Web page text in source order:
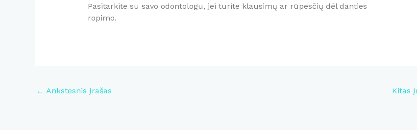
Pasitarkite su savo odontologu, jei turite klausimų ar rūpesčių dėl danties
ropimo.
Post
← Ankstesnis Įrašas Kitas